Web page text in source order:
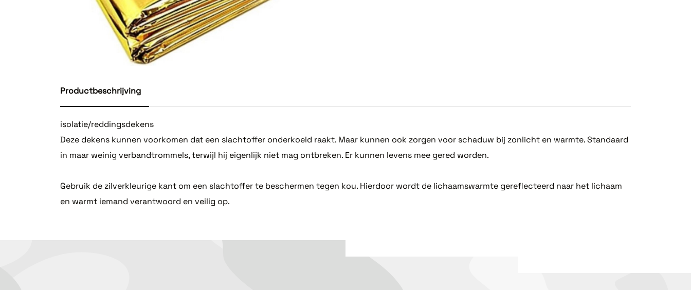
Productbeschrijving
isolatie/reddingsdekens
Deze dekens kunnen voorkomen dat een slachtoffer onderkoeld raakt. Maar kunnen ook zorgen voor schaduw bij zonlicht en warmte. Standaard
in maar weinig verbandtrommels, terwijl hij eigenlijk niet mag ontbreken. Er kunnen levens mee gered worden.
Gebruik de zilverkleurige kant om een slachtoffer te beschermen tegen kou. Hierdoor wordt de lichaamswarmte gereflecteerd naar het lichaam
en warmt iemand verantwoord en veilig op.